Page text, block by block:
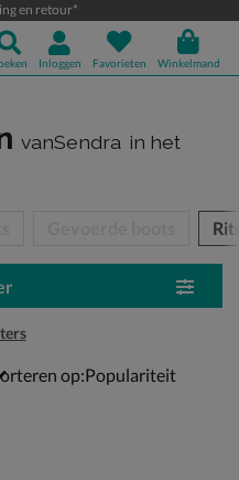
en retour*
Inloggen Favorieten Winkelmand
vanSendra in het
op: